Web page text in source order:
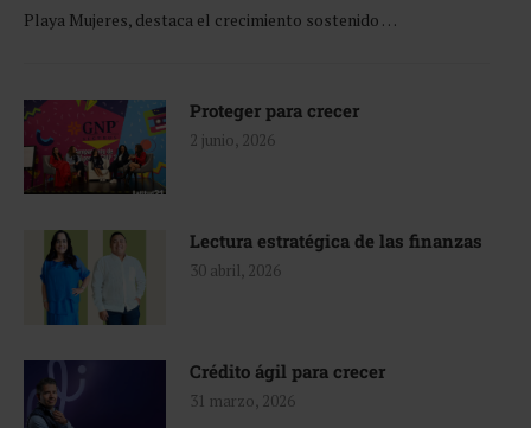
Playa Mujeres, destaca el crecimiento sostenido …
Proteger para crecer
2 junio, 2026
Lectura estratégica de las finanzas
30 abril, 2026
Crédito ágil para crecer
31 marzo, 2026